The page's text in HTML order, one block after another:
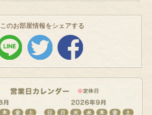
このお部屋情報をシェアする